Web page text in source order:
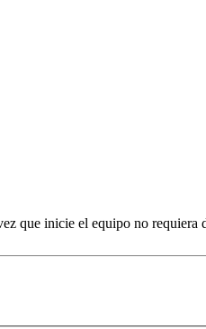
que inicie el equipo no requiera